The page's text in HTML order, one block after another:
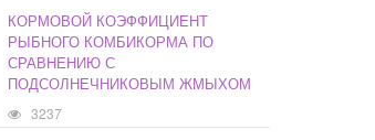
КОРМОВОЙ КОЭФФИЦИЕНТ
РЫБНОГО КОМБИКОРМА ПО
СРАВНЕНИЮ С
ПОДСОЛНЕЧНИКОВЫМ ЖМЫХОМ
3237